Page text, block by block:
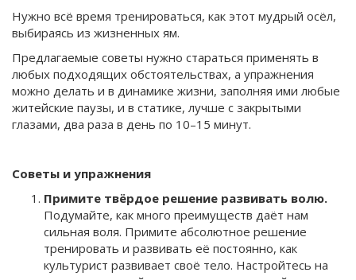
Нужно всё время тренироваться, как этот мудрый осёл,
выбираясь из жизненных ям.
Предлагаемые советы нужно стараться применять в
любых подходящих обстоятельствах, а упражнения
можно делать и в динамике жизни, заполняя ими любые
житейские паузы, и в статике, лучше с закрытыми
глазами, два раза в день по 10–15 минут.
Советы и упражнения
Примите твёрдое решение развивать волю.
Подумайте, как много преимуществ даёт нам
сильная воля. Примите абсолютное решение
тренировать и развивать её постоянно, как
культурист развивает своё тело. Настройтесь на